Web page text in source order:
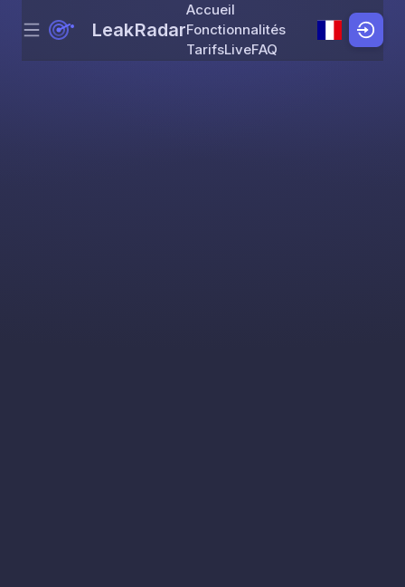
Skip to content
Menu LeakRadar
Accueil
Fonctionnalités
TarifsLiveFAQ